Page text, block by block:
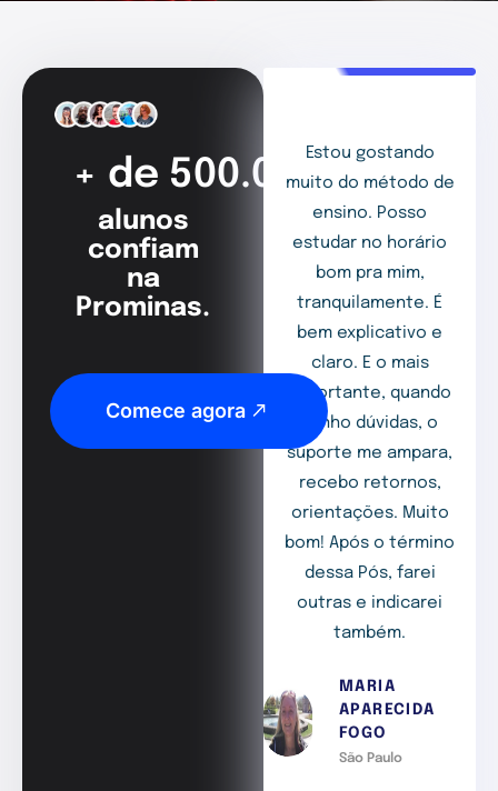
+ de 500.000
alunos
confiam
na
Prominas.
Comece agora
Estou gostando
muito do método de
ensino. Posso
estudar no horário
bom pra mim,
tranquilamente. É
bem explicativo e
claro. E o mais
importante, quando
tenho dúvidas, o
suporte me ampara,
recebo retornos,
orientações. Muito
bom! Após o término
dessa Pós, farei
outras e indicarei
também.
MARIA
APARECIDA
FOGO
São Paulo